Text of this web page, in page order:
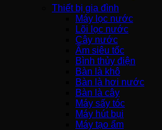
Thiết bị gia đình
Máy lọc nước
Lõi lọc nước
Cây nước
Ấm siêu tốc
Bình thủy điện
Bàn là khô
Bàn là hơi nước
Bàn là cây
Máy sấy tóc
Máy hút bụi
Máy tạo ẩm